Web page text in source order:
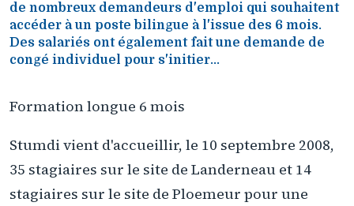
de nombreux demandeurs d'emploi qui souhaitent
accéder à un poste bilingue à l'issue des 6 mois.
Des salariés ont également fait une demande de
congé individuel pour s'initier...
Formation longue 6 mois
Stumdi vient d'accueillir, le 10 septembre 2008,
35 stagiaires sur le site de Landerneau et 14
stagiaires sur le site de Ploemeur pour une